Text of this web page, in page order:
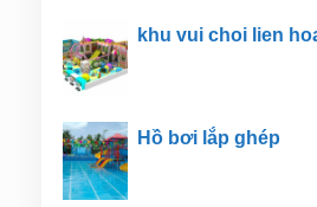
khu vui choi lien
Hồ bơi lắp ghép